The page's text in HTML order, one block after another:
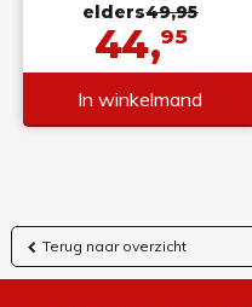
elders49,95
44,95
In winkelmand
Terug naar overzicht